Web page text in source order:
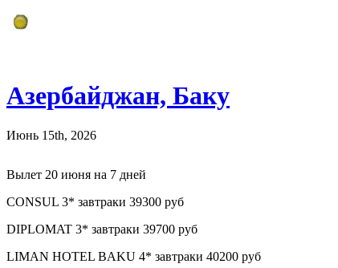
Азербайджан, Баку
Июнь 15th, 2026
Вылет 20 июня на 7 дней
CONSUL 3* завтраки 39300 руб
DIPLOMAT 3* завтраки 39700 руб
LIMAN HOTEL BAKU 4* завтраки 40200 руб